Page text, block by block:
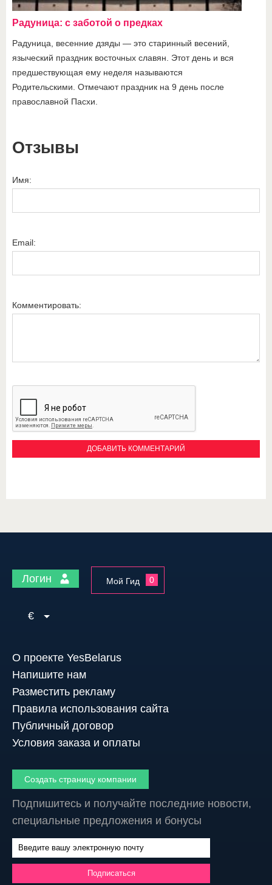
Радуница: с заботой о предках
Радуница, весенние дзяды — это старинный весений,
языческий праздник восточных славян. Этот день и вся
предшествующая ему неделя называются
Родительскими. Отмечают праздник на 9 день после
православной Пасхи.
Отзывы
Имя:
Email:
Комментировать:
Логин Мой Гид 0
€
О проекте YesBelarus
Напишите нам
Разместить рекламу
Правила использования сайта
Публичный договор
Условия заказа и оплаты
Создать страницу компании
Подпишитесь и получайте последние новости,
специальные предложения и бонусы